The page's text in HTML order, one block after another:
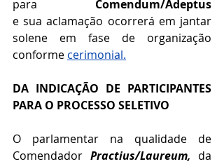
para
e sua aclamação ocorrerá em jantar
solene em fase de organização
conforme cerimonial.
DA INDICAÇÃO DE PARTICIPANTES
PARA O PROCESSO SELETIVO
O parlamentar na qualidade de
Comendador Practius/Laureum, da